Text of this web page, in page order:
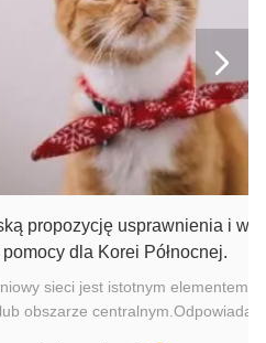
propozycję usprawnienia i
dla Korei Północnej.
sieci jest istotnym elementem
obszarze centralnym.Odpowiada
